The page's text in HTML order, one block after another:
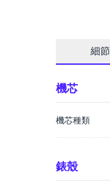
細節
機芯
機芯種類
錶殼